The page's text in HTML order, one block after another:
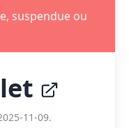
suspendue ou
11-09.